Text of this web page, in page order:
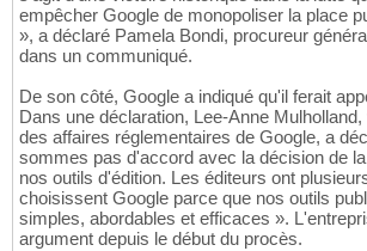
empêcher Google de monopoliser la place
», a déclaré Pamela Bondi, procureur
dans un communiqué.
De son côté, Google a indiqué qu'il ferait
Dans une déclaration, Lee-Anne
des affaires réglementaires de Google, a
sommes pas d'accord avec la décision de
nos outils d'édition. Les éditeurs ont
choisissent Google parce que nos outils
simples, abordables et efficaces ».
argument depuis le début du procès.